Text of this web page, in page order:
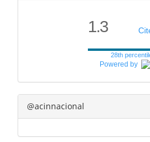
1.3
28th
Powered by
@acinnacional